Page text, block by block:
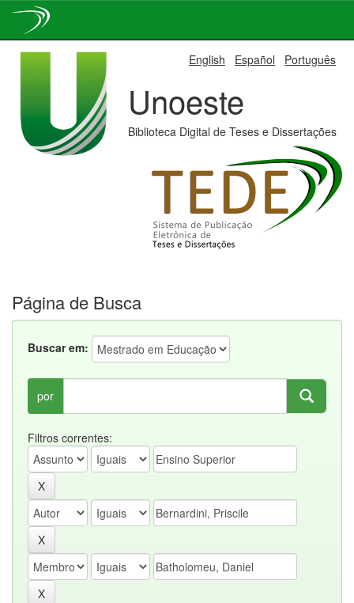
English Español Português
Unoeste
Biblioteca Digital de Teses e Dissertações
Página de Busca
Buscar em:
por
Filtros correntes: